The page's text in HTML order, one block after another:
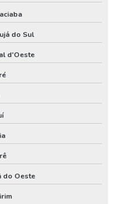
do Sul
d'Oeste
do Oeste